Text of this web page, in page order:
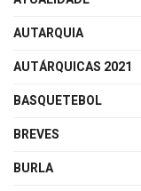
AUTARQUIA
AUTÁRQUICAS 2021
BASQUETEBOL
BREVES
BURLA